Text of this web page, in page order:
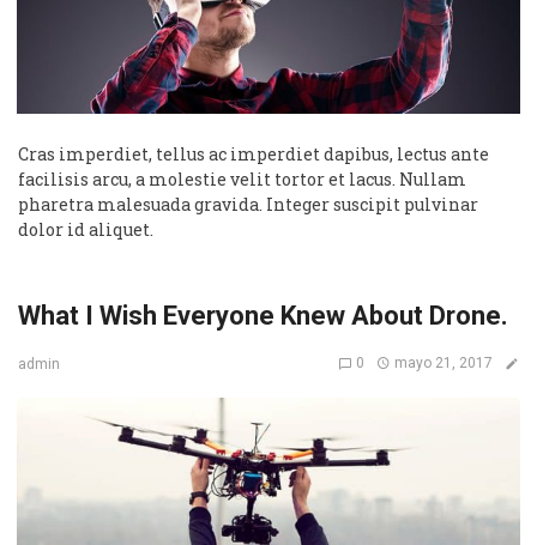
Cras imperdiet, tellus ac imperdiet dapibus, lectus ante
facilisis arcu, a molestie velit tortor et lacus. Nullam
pharetra malesuada gravida. Integer suscipit pulvinar
dolor id aliquet.
What I Wish Everyone Knew About Drone.
admin 0 mayo 21, 2017